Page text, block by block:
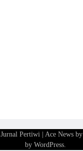
Jurnal Pertiwi | Ace News by
by WordPress